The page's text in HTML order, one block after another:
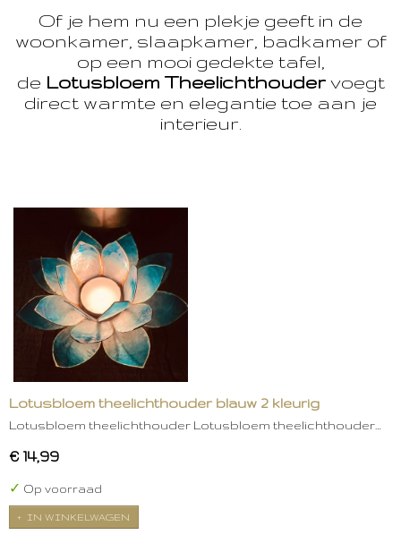
Of je hem nu een plekje geeft in de
woonkamer, slaapkamer, badkamer of
op een mooi gedekte tafel,
de Lotusbloem Theelichthoudervoegt
direct warmte en elegantie toe aan je
interieur.
Lotusbloem theelichthouder blauw 2 kleurig
Lotusbloem theelichthouder Lotusbloem theelichthouder…
€ 14,99
✓ Op voorraad
IN WINKELWAGEN